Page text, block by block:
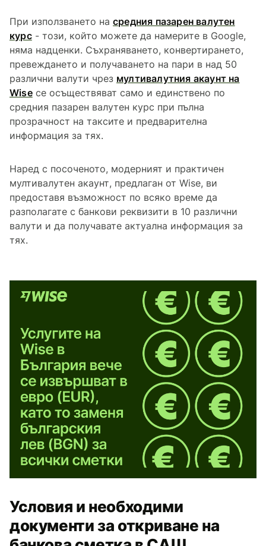
При използването на средния пазарен валутен
курс- този, който можете да намерите в Google,
няма надценки. Съхраняването, конвертирането,
превеждането и получаването на пари в над 50
различни валути чрез мултивалутния акаунт на
Wiseсе осъществяват само и единствено по
средния пазарен валутен курс при пълна
прозрачност на таксите и предварителна
информация за тях.
Наред с посоченото, модерният и практичен
мултивалутен акаунт, предлаган от Wise, ви
предоставя възможност по всяко време да
разполагате с банкови реквизити в 10 различни
валути и да получавате актуална информация за
тях.
Условия и необходими
документи за откриване на